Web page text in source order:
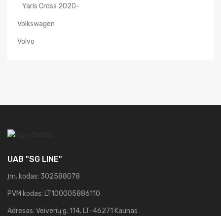
Yaris Cross 2020-
Volkswagen
Volvo
UAB "SG LINE"
Įm. kodas: 302588078
PVM kodas: LT100005886110
Adresas: Veiverių g. 114, LT-46271 Kaunas